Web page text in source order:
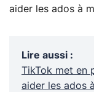
aider les ados à
Lire aussi :
TikTok met en
aider les ados